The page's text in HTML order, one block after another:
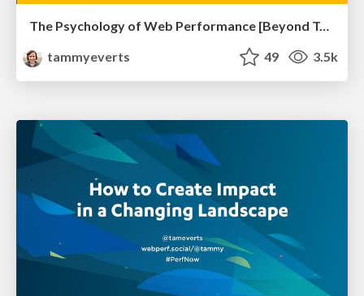
The Psychology of Web Performance [Beyond Tellerrand 2023]
tammyeverts
49 3.5k